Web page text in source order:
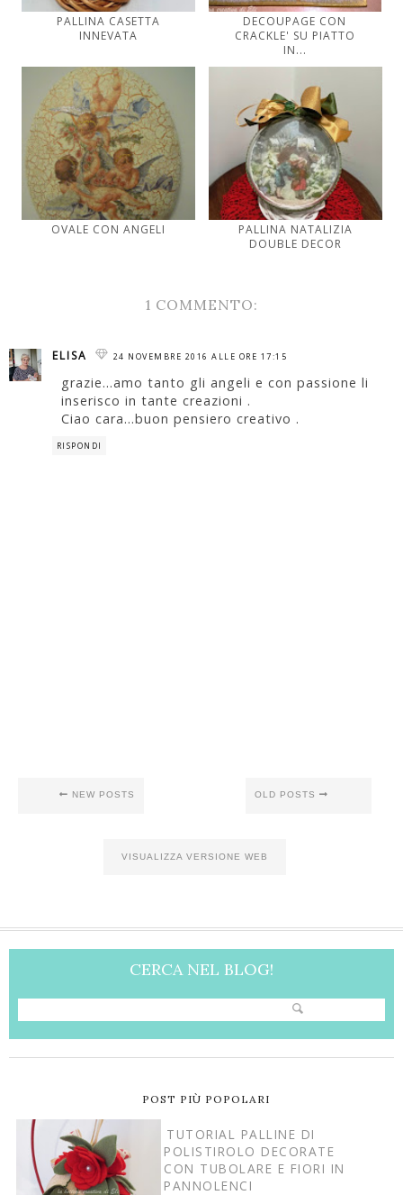
PALLINA CASETTA
INNEVATA
DECOUPAGE CON
CRACKLE' SU PIATTO
IN...
OVALE CON ANGELI
PALLINA NATALIZIA
DOUBLE DECOR
1 COMMENTO:
ELISA 24 NOVEMBRE 2016 ALLE ORE 17:15
grazie...amo tanto gli angeli e con passione li
inserisco in tante creazioni .
Ciao cara...buon pensiero creativo .
RISPONDI
NEW POSTS OLD POSTS
VISUALIZZA VERSIONE WEB
CERCA NEL BLOG!
POST PIÙ POPOLARI
TUTORIAL PALLINE DI
POLISTIROLO DECORATE
CON TUBOLARE E FIORI IN
PANNOLENCI